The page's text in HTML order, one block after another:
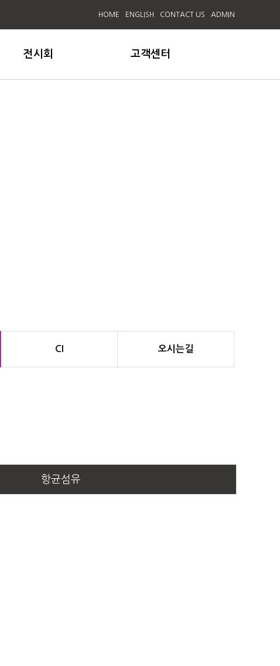
HOME ENGLISH CONTACT US ADMIN
전시회 고객센터
CI 오시는길
항균섬유